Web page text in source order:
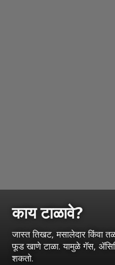
काय टाळावे?
जास्त तिखट, मसालेदार किंवा
फूड खाणे टाळा. यामुळे गॅस,
शकतो.